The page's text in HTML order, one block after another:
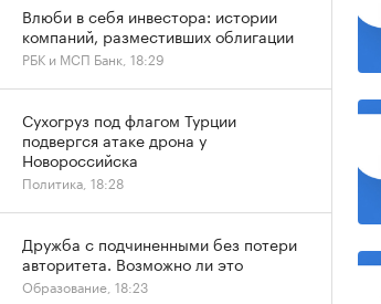
Влюби в себя инвестора: истории
компаний, разместивших облигации
РБК и МСП Банк, 18:29
Сухогруз под флагом Турции
подвергся атаке дрона у
Новороссийска
Политика, 18:28
Дружба с подчиненными без потери
авторитета. Возможно ли это
Образование, 18:23